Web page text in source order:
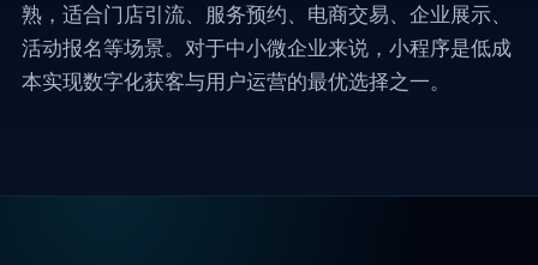
熟，适合门店引流、服务预约、电商交易、企业展示、
活动报名等场景。对于中小微企业来说，小程序是低成
本实现数字化获客与用户运营的最优选择之一。